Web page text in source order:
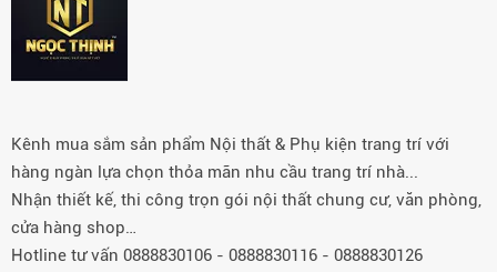
Kênh mua sắm sản phẩm Nội thất & Phụ kiện trang trí với
hàng ngàn lựa chọn thỏa mãn nhu cầu trang trí nhà...
Nhận thiết kế, thi công trọn gói nội thất chung cư, văn phòng,
cửa hàng shop…
Hotline tư vấn 0888830106 - 0888830116 - 0888830126